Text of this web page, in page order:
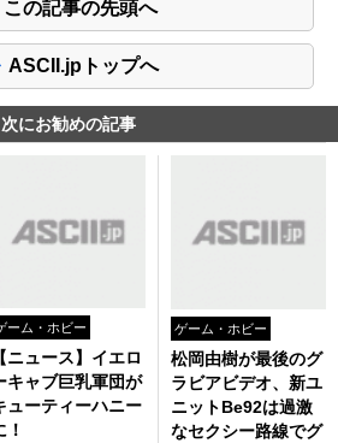
この記事の先頭へ
ASCII.jpトップへ
次にお勧めの記事
ーム・ホビー
【ニュース】イエロ
キャブ巨乳軍団が
ューティーハニー
！
ゲーム・ホビー
松岡由樹が最後のグ
ラビアビデオ、新ユ
ニットBe92は過激
なセクシー路線でグ